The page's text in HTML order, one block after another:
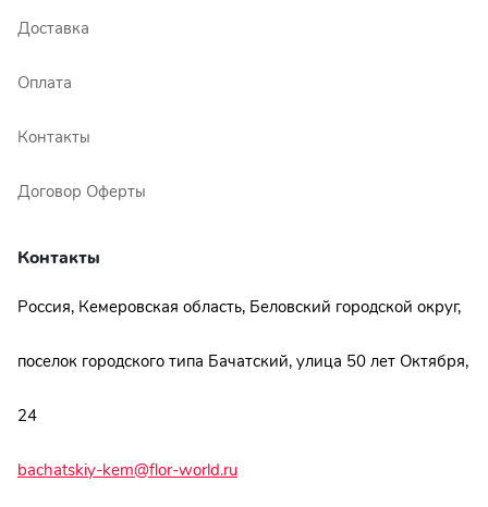
Доставка
Оплата
Контакты
Договор Оферты
Контакты
Россия, Кемеровская область, Беловский городской округ,
поселок городского типа Бачатский, улица 50 лет Октября,
24
bachatskiy-kem@flor-world.ru